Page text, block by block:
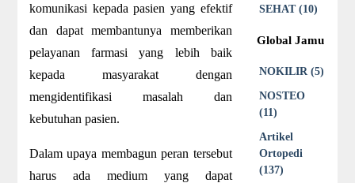
komunikasi kepada pasien yang efektif
dan dapat membantunya memberikan
pelayanan farmasi yang lebih baik
kepada masyarakat dengan
mengidentifikasi masalah dan
kebutuhan pasien.
Dalam upaya membagun peran tersebut
harus ada medium yang dapat
SEHAT (10)
Global Jamu
NOKILIR (5)
NOSTEO
(11)
Artikel
Ortopedi
(137)